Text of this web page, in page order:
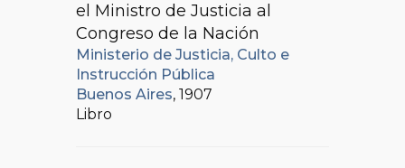
el Ministro de Justicia al
Congreso de la Nación
Ministerio de Justicia, Culto e
Instrucción Pública
Buenos Aires, 1907
Libro